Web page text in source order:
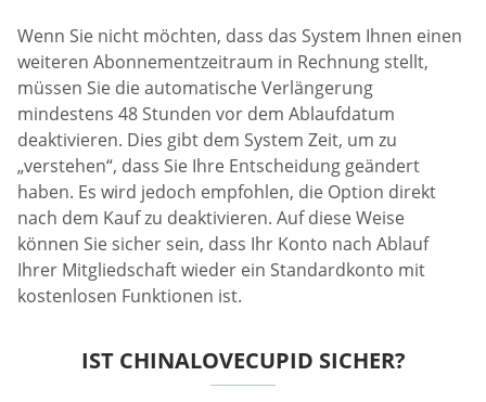
Wenn Sie nicht möchten, dass das System Ihnen einen
weiteren Abonnementzeitraum in Rechnung stellt,
müssen Sie die automatische Verlängerung
mindestens 48 Stunden vor dem Ablaufdatum
deaktivieren. Dies gibt dem System Zeit, um zu
„verstehen“, dass Sie Ihre Entscheidung geändert
haben. Es wird jedoch empfohlen, die Option direkt
nach dem Kauf zu deaktivieren. Auf diese Weise
können Sie sicher sein, dass Ihr Konto nach Ablauf
Ihrer Mitgliedschaft wieder ein Standardkonto mit
kostenlosen Funktionen ist.
IST CHINALOVECUPID SICHER?